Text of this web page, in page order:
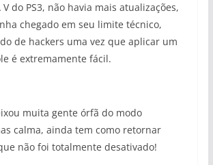
do PS3, não havia mais atualizações,
chegado em seu limite técnico,
de hackers uma vez que aplicar um
é extremamente fácil.
muita gente órfã do modo
calma, ainda tem como retornar
não foi totalmente desativado!